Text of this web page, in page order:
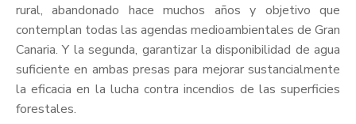
rural, abandonado hace muchos años y objetivo que
contemplan todas las agendas medioambientales de Gran
Canaria. Y la segunda, garantizar la disponibilidad de agua
suficiente en ambas presas para mejorar sustancialmente
la eficacia en la lucha contra incendios de las superficies
forestales.